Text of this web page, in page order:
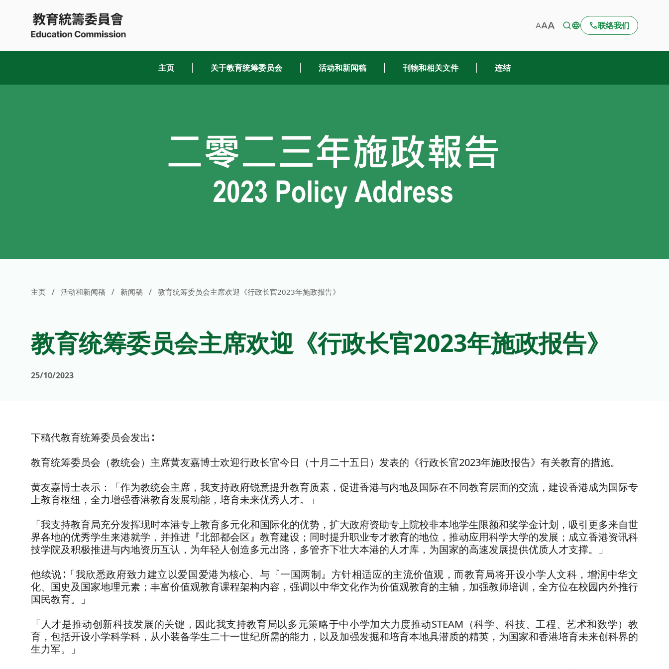
联络我们
主页 关于教育统筹委员会 活动和新闻稿 刊物和相关文件 连结
主页 / 活动和新闻稿 / 新闻稿 / 教育统筹委员会主席欢迎《行政长官2023年施政报告》
教育统筹委员会主席欢迎《行政长官2023年施政报告》
25/10/2023
下稿代教育统筹委员会发出∶
教育统筹委员会（教统会）主席黄友嘉博士欢迎行政长官今日（十月二十五日）发表的《行政长官2023年施政报告》有关教育的措施。
黄友嘉博士表示：「作为教统会主席，我支持政府锐意提升教育质素，促进香港与内地及国际在不同教育层面的交流，建设香港成为国际专
上教育枢纽，全力增强香港教育发展动能，培育未来优秀人才。」
「我支持教育局充分发挥现时本港专上教育多元化和国际化的优势，扩大政府资助专上院校非本地学生限额和奖学金计划，吸引更多来自世
界各地的优秀学生来港就学，并推进『北部都会区』教育建设；同时提升职业专才教育的地位，推动应用科学大学的发展；成立香港资讯科
技学院及积极推进与内地资历互认，为年轻人创造多元出路，多管齐下壮大本港的人才库，为国家的高速发展提供优质人才支撑。」
他续说∶「我欣悉政府致力建立以爱国爱港为核心、与『一国两制』方针相适应的主流价值观，而教育局将开设小学人文科，增润中华文
化、国史及国家地理元素；丰富价值观教育课程架构内容，强调以中华文化作为价值观教育的主轴，加强教师培训，全方位在校园内外推行
国民教育。」
「人才是推动创新科技发展的关键，因此我支持教育局以多元策略于中小学加大力度推动STEAM（科学、科技、工程、艺术和数学）教
育，包括开设小学科学科，从小装备学生二十一世纪所需的能力，以及加强发掘和培育本地具潜质的精英，为国家和香港培育未来创科界的
生力军。」